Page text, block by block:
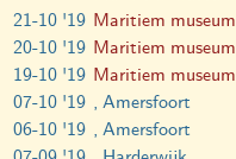
21-10 '19 Maritiem museum
20-10 '19 Maritiem museum
19-10 '19 Maritiem museum
07-10 '19 , Amersfoort
06-10 '19 , Amersfoort